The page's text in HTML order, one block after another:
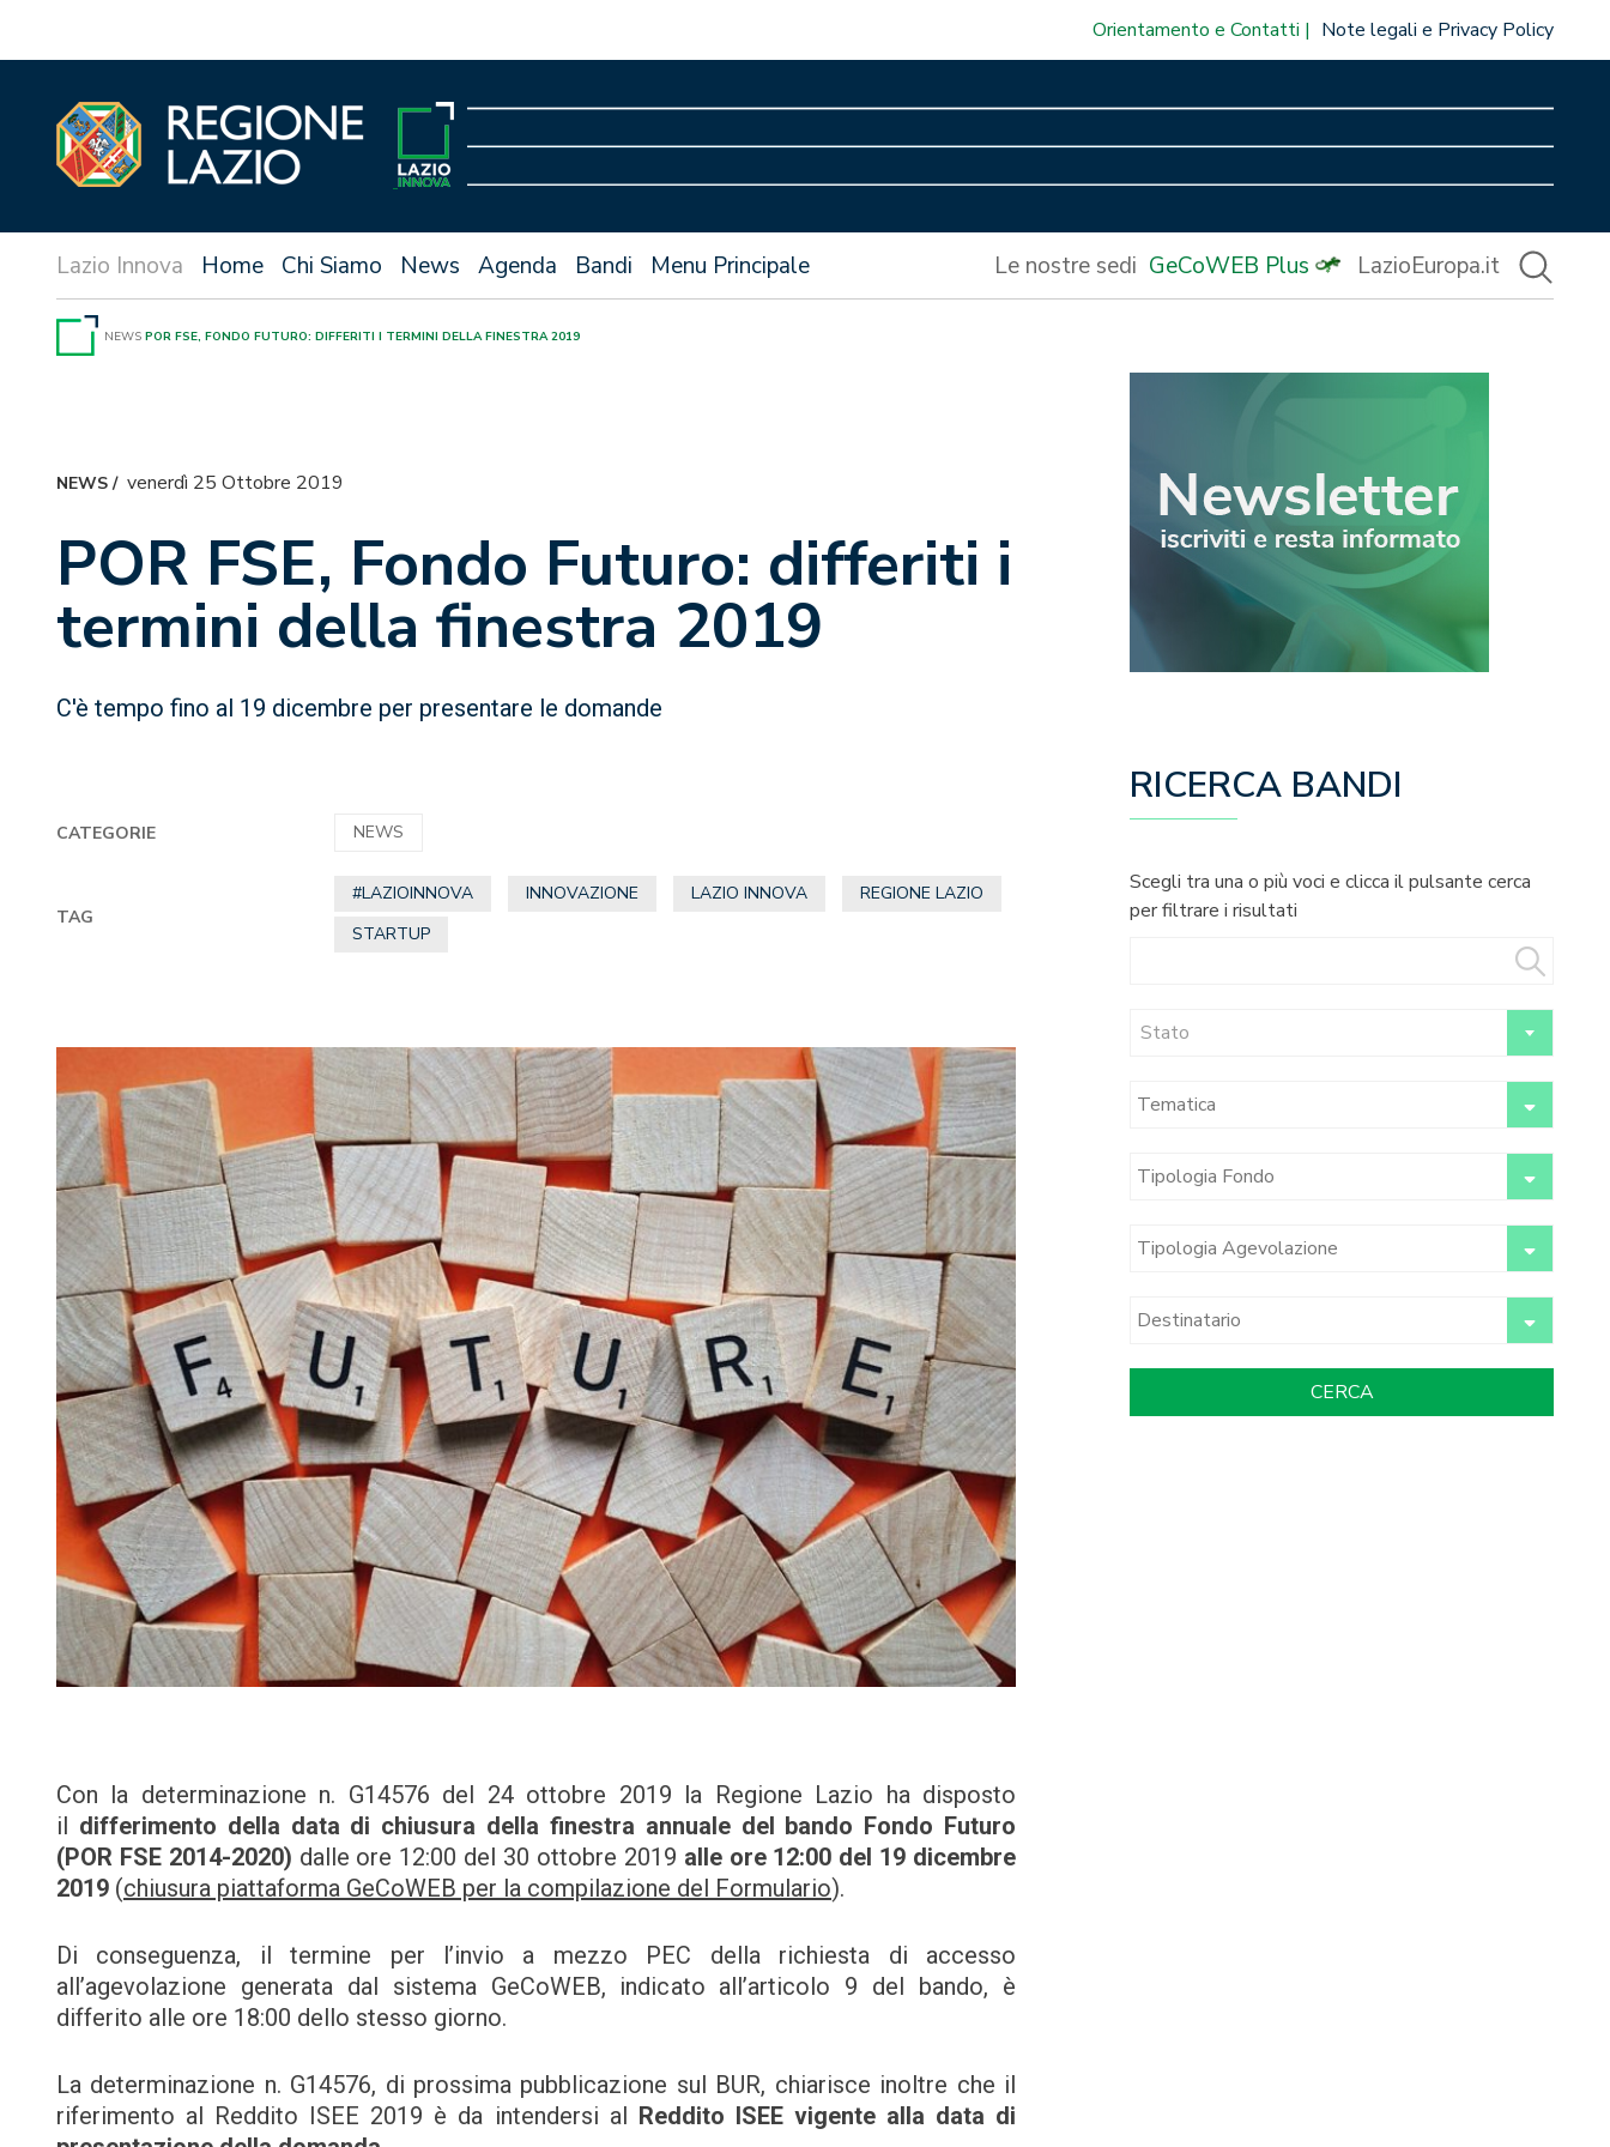
Orientamento e Contatti Note legali e Privacy Policy
Home Chi Siamo News Agenda Bandi Menu Principale Le nostre sedi GeCoWEB Plus LazioEuropa.it
NEWS POR FSE, FONDO FUTURO: DIFFERITI I TERMINI DELLA FINESTRA 2019
NEWS/ venerdì 25 Ottobre 2019
POR FSE, Fondo Futuro: differiti i
termini della finestra 2019
C'è tempo fino al 19 dicembre per presentare le domande
CATEGORIE NEWS
TAG
#LAZIOINNOVA INNOVAZIONE LAZIO INNOVA
REGIONE LAZIO
STARTUP
Con la determinazione n. G14576 del 24 ottobre 2019 la Regione Lazio ha disposto
il differimento della data di chiusura della finestra annuale del bando Fondo Futuro
(POR FSE 2014-2020) dalle ore 12:00 del 30 ottobre 2019 alle ore 12:00 del 19 dicembre
2019 (chiusura piattaforma GeCoWEB per la compilazione del Formulario).
Di conseguenza, il termine per l’invio a mezzo PEC della richiesta di accesso
all’agevolazione generata dal sistema GeCoWEB, indicato all’articolo 9 del bando, è
differito alle ore 18:00 dello stesso giorno.
La determinazione n. G14576, di prossima pubblicazione sul BUR, chiarisce inoltre che il
riferimento al Reddito ISEE 2019 è da intendersi al Reddito ISEE vigente alla data di
RICERCA BANDI
Scegli tra una o più voci e clicca il pulsante cerca
per filtrare i risultati
Stato